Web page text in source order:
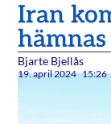
Iran
Bjarte Bjellås
19. april 2024 15:26